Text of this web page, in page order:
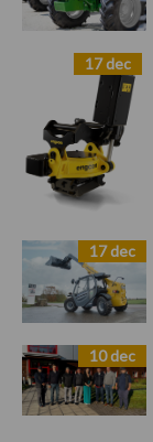
17 dec
17 dec
10 dec